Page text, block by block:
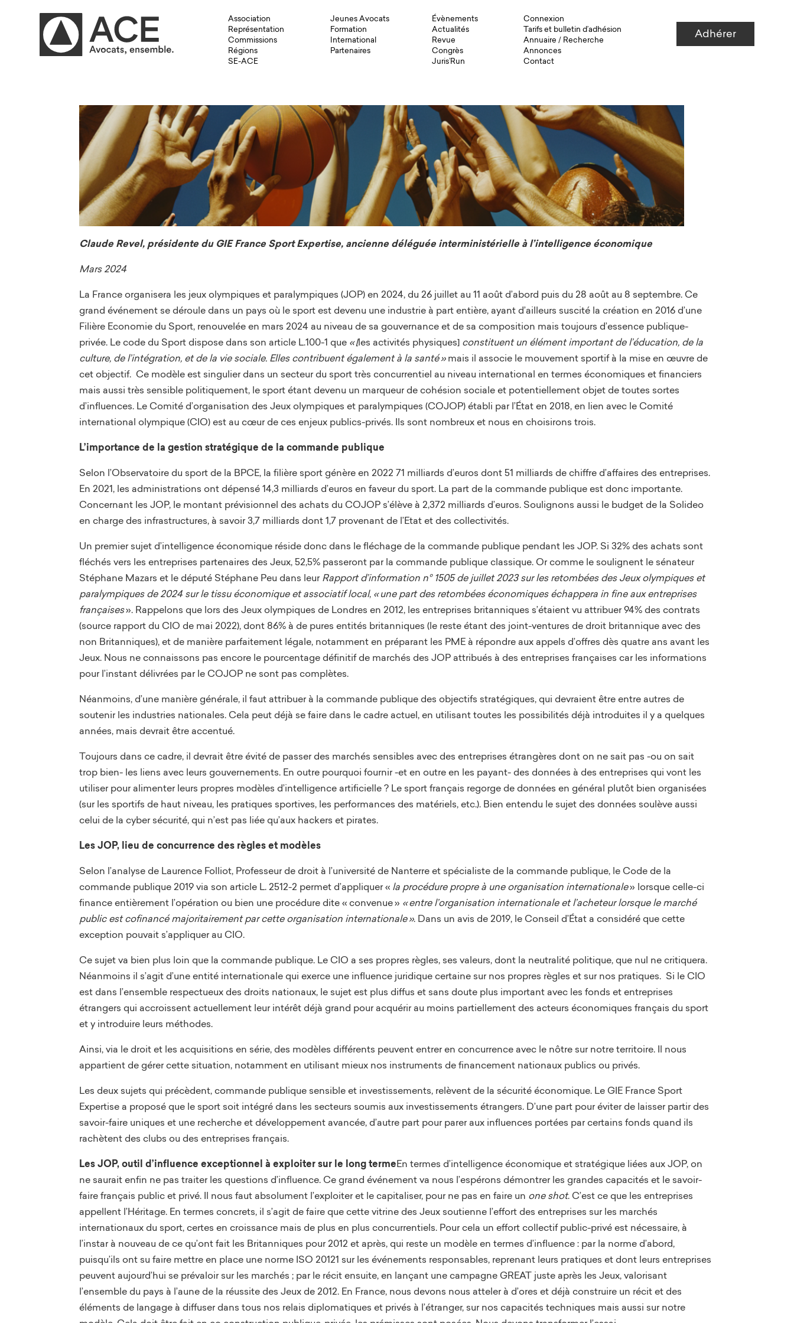
Association
Représentation
Commissions
Régions
SE-ACE
Jeunes Avocats
Formation
International
Partenaires
Évènements
Actualités
Revue
Congrès
Juris’Run
Connexion
Tarifs et bulletin d’adhésion
Annuaire / Recherche
Annonces
Contact
Adhérer
Claude Revel, présidente du GIE France Sport Expertise, ancienne déléguée interministérielle à l’intelligence économique
Mars 2024
La France organisera les jeux olympiques et paralympiques (JOP) en 2024, du 26 juillet au 11 août d’abord puis du 28 août au 8 septembre. Ce
grand événement se déroule dans un pays où le sport est devenu une industrie à part entière, ayant d’ailleurs suscité la création en 2016 d’une
Filière Economie du Sport, renouvelée en mars 2024 au niveau de sa gouvernance et de sa composition mais toujours d’essence publique-
privée. Le code du Sport dispose dans son article L.100-1 que «[les activités physiques] constituent un élément important de l’éducation, de la
culture, de l’intégration, et de la vie sociale. Elles contribuent également à la santé»mais il associe le mouvement sportif à la mise en œuvre de
cet objectif. Ce modèle est singulier dans un secteur du sport très concurrentiel au niveau international en termes économiques et financiers
mais aussi très sensible politiquement, le sport étant devenu un marqueur de cohésion sociale et potentiellement objet de toutes sortes
d’influences. Le Comité d’organisation des Jeux olympiques et paralympiques (COJOP) établi par l’État en 2018, en lien avec le Comité
international olympique (CIO) est au cœur de ces enjeux publics-privés. Ils sont nombreux et nous en choisirons trois.
L’importance de la gestion stratégique de la commande publique
Selon l’Observatoire du sport de la BPCE, la filière sport génère en 2022 71 milliards d’euros dont 51 milliards de chiffre d’affaires des entreprises.
En 2021, les administrations ont dépensé 14,3 milliards d’euros en faveur du sport. La part de la commande publique est donc importante.
Concernant les JOP, le montant prévisionnel des achats du COJOP s’élève à 2,372 milliards d’euros. Soulignons aussi le budget de la Solideo
en charge des infrastructures, à savoir 3,7 milliards dont 1,7 provenant de l’Etat et des collectivités.
Un premier sujet d’intelligence économique réside donc dans le fléchage de la commande publique pendant les JOP. Si 32% des achats sont
fléchés vers les entreprises partenaires des Jeux, 52,5% passeront par la commande publique classique. Or comme le soulignent le sénateur
Stéphane Mazars et le député Stéphane Peu dans leurRapport d’information n° 1505 de juillet 2023 sur les retombées des Jeux olympiques et
paralympiques de 2024 sur le tissu économique et associatif local, « une part des retombées économiques échappera in fine aux entreprises
françaises». Rappelons que lors des Jeux olympiques de Londres en 2012, les entreprises britanniques s’étaient vu attribuer 94% des contrats
(source rapport du CIO de mai 2022), dont 86% à de pures entités britanniques (le reste étant des joint-ventures de droit britannique avec des
non Britanniques), et de manière parfaitement légale, notamment en préparant les PME à répondre aux appels d’offres dès quatre ans avant les
Jeux. Nous ne connaissons pas encore le pourcentage définitif de marchés des JOP attribués à des entreprises françaises car les informations
pour l’instant délivrées par le COJOP ne sont pas complètes.
Néanmoins, d’une manière générale, il faut attribuer à la commande publique des objectifs stratégiques, qui devraient être entre autres de
soutenir les industries nationales. Cela peut déjà se faire dans le cadre actuel, en utilisant toutes les possibilités déjà introduites il y a quelques
années, mais devrait être accentué.
Toujours dans ce cadre, il devrait être évité de passer des marchés sensibles avec des entreprises étrangères dont on ne sait pas -ou on sait
trop bien- les liens avec leurs gouvernements. En outre pourquoi fournir -et en outre en les payant- des données à des entreprises qui vont les
utiliser pour alimenter leurs propres modèles d’intelligence artificielle ? Le sport français regorge de données en général plutôt bien organisées
(sur les sportifs de haut niveau, les pratiques sportives, les performances des matériels, etc.). Bien entendu le sujet des données soulève aussi
celui de la cyber sécurité, qui n’est pas liée qu’aux hackers et pirates.
Les JOP, lieu de concurrence des règles et modèles
Selon l’analyse de Laurence Folliot, Professeur de droit à l’université de Nanterre et spécialiste de la commande publique, le Code de la
commande publique 2019 via son article L. 2512-2 permet d’appliquer « la procédure propre à une organisation internationale» lorsque celle-ci
finance entièrement l’opération ou bien une procédure dite « convenue » «entre l’organisation internationale et l’acheteur lorsque le marché
public est cofinancé majoritairement par cette organisation internationale». Dans un avis de 2019, le Conseil d’État a considéré que cette
exception pouvait s’appliquer au CIO.
Ce sujet va bien plus loin que la commande publique. Le CIO a ses propres règles, ses valeurs, dont la neutralité politique, que nul ne critiquera.
Néanmoins il s’agit d’une entité internationale qui exerce une influence juridique certaine sur nos propres règles et sur nos pratiques. Si le CIO
est dans l’ensemble respectueux des droits nationaux, le sujet est plus diffus et sans doute plus important avec les fonds et entreprises
étrangers qui accroissent actuellement leur intérêt déjà grand pour acquérir au moins partiellement des acteurs économiques français du sport
et y introduire leurs méthodes.
Ainsi, via le droit et les acquisitions en série, des modèles différents peuvent entrer en concurrence avec le nôtre sur notre territoire. Il nous
appartient de gérer cette situation, notamment en utilisant mieux nos instruments de financement nationaux publics ou privés.
Les deux sujets qui précèdent, commande publique sensible et investissements, relèvent de la sécurité économique. Le GIE France Sport
Expertise a proposé que le sport soit intégré dans les secteurs soumis aux investissements étrangers. D’une part pour éviter de laisser partir des
savoir-faire uniques et une recherche et développement avancée, d’autre part pour parer aux influences portées par certains fonds quand ils
rachètent des clubs ou des entreprises français.
Les JOP, outil d’influence exceptionnel à exploiter sur le long termeEn termes d’intelligence économique et stratégique liées aux JOP, on
ne saurait enfin ne pas traiter les questions d’influence. Ce grand événement va nous l’espérons démontrer les grandes capacités et le savoir-
faire français public et privé. Il nous faut absolument l’exploiter et le capitaliser, pour ne pas en faire un one shot. C’est ce que les entreprises
appellent l’Héritage. En termes concrets, il s’agit de faire que cette vitrine des Jeux soutienne l’effort des entreprises sur les marchés
internationaux du sport, certes en croissance mais de plus en plus concurrentiels. Pour cela un effort collectif public-privé est nécessaire, à
l’instar à nouveau de ce qu’ont fait les Britanniques pour 2012 et après, qui reste un modèle en termes d’influence : par la norme d’abord,
puisqu’ils ont su faire mettre en place une norme ISO 20121 sur les événements responsables, reprenant leurs pratiques et dont leurs entreprises
peuvent aujourd’hui se prévaloir sur les marchés ; par le récit ensuite, en lançant une campagne GREAT juste après les Jeux, valorisant
l’ensemble du pays à l’aune de la réussite des Jeux de 2012. En France, nous devons nous atteler à d’ores et déjà construire un récit et des
éléments de langage à diffuser dans tous nos relais diplomatiques et privés à l’étranger, sur nos capacités techniques mais aussi sur notre